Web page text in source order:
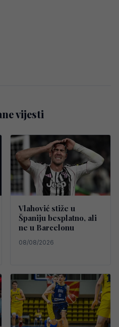
vijesti
Vlahović stiže u
Španiju besplatno, ali
ne u Barcelonu
08/08/2026